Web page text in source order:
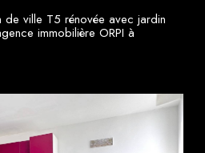
de ville T5 rénovée avec jardin
immobilière ORPI à